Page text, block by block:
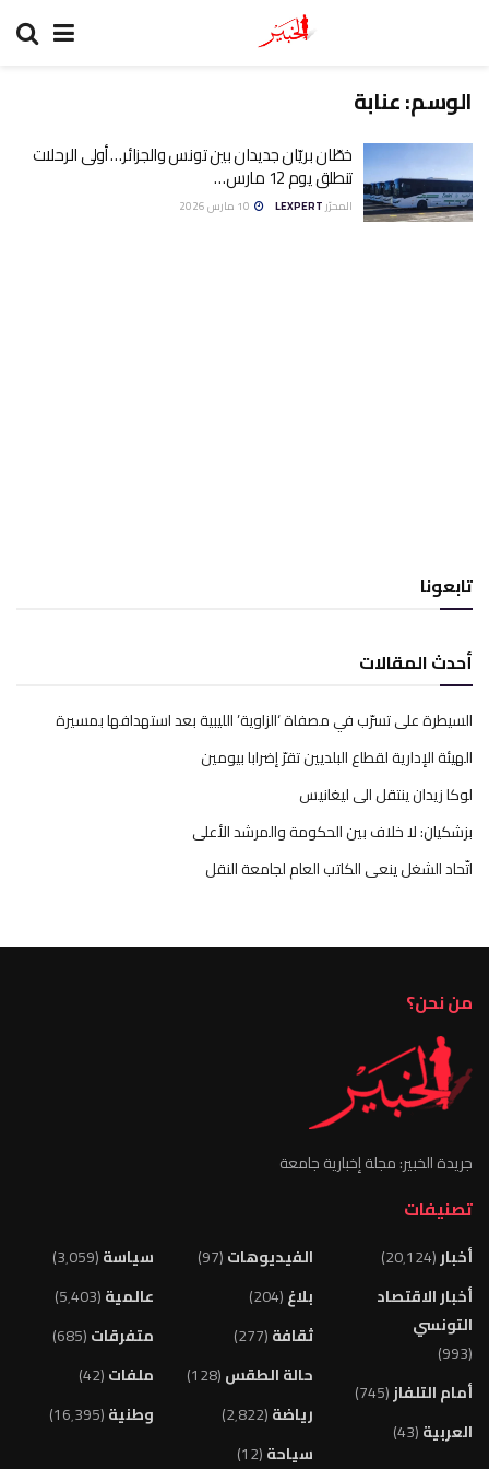
الوسم:عنابة
خطّان بريّان جديدان بين تونس والجزائر… أولى الرحلات
تنطلق يوم 12 مارس…
المحرّرLEXPERT
تابعونا
أحدث المقالات
السيطرة على تسرّب في مصفاة ‘الزاوية’ الليبية بعد استهدافها بمسيرة
الهيئة الإدارية لقطاع البلديين تقرّ إضرابا بيومين
لوكا زيدان ينتقل الى ليغانيس
بزشكيان: لا خلاف بين الحكومة والمرشد الأعلى
اتّحاد الشغل ينعى الكاتب العام لجامعة النقل
من نحن؟
جريدة الخبير: مجلة إخبارية جامعة
تصنيفات
أخبار(20٬124)
أخبار الاقتصاد
التونسي
(993)
أمام التلفاز(745)
العربية(43)
الفيديوهات(97)
بلاغ(204)
ثقافة(277)
حالة الطقس(128)
رياضة(2٬822)
سياحة(12)
سياسة(3٬059)
عالمية(5٬403)
متفرقات(685)
ملفات(42)
وطنية(16٬395)